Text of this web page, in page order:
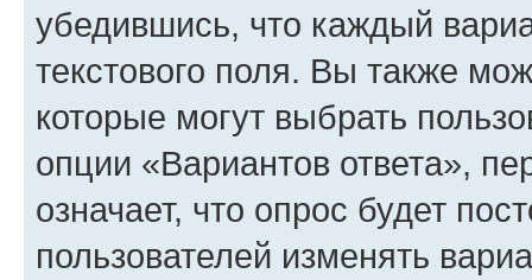
убедившись, что каждый
текстового поля. Вы также
которые могут выбрать
опции «Вариантов ответа»,
означает, что опрос будет
пользователей изменять